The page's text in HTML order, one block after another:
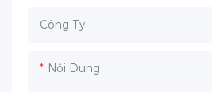
Công Ty
Nội Dung